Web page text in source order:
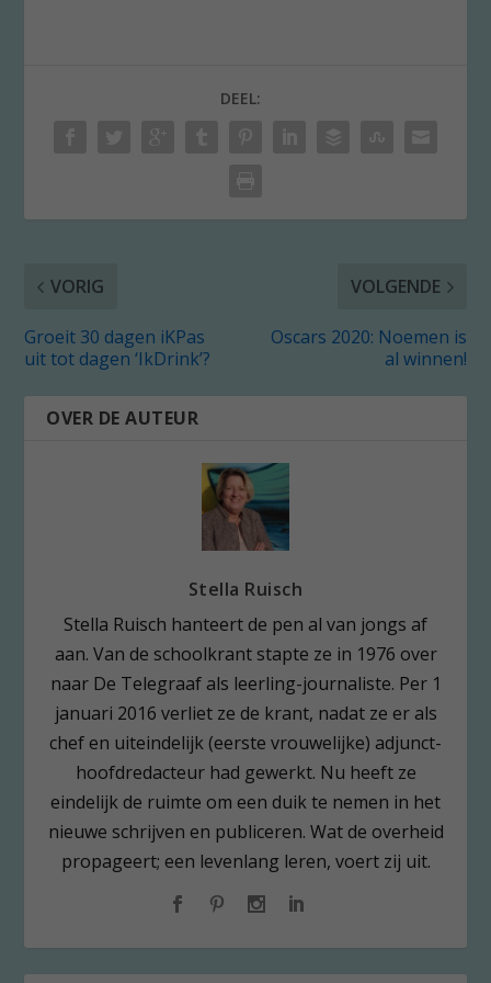
DEEL:
VORIG
Groeit 30 dagen iKPas
uit tot dagen ‘IkDrink’?
VOLGENDE
Oscars 2020: Noemen is
al winnen!
OVER DE AUTEUR
Stella Ruisch
Stella Ruisch hanteert de pen al van jongs af
aan. Van de schoolkrant stapte ze in 1976 over
naar De Telegraaf als leerling-journaliste. Per 1
januari 2016 verliet ze de krant, nadat ze er als
chef en uiteindelijk (eerste vrouwelijke) adjunct-
hoofdredacteur had gewerkt. Nu heeft ze
eindelijk de ruimte om een duik te nemen in het
nieuwe schrijven en publiceren. Wat de overheid
propageert; een levenlang leren, voert zij uit.